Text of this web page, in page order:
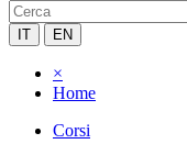
IT EN
×
Home
Corsi